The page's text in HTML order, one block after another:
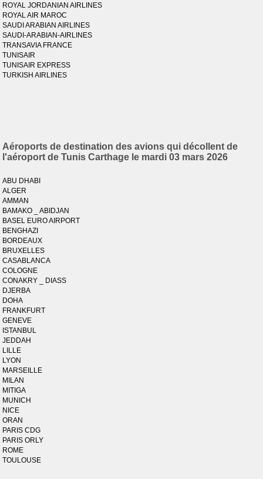
ROYAL JORDANIAN AIRLINES
ROYAL AIR MAROC
SAUDI ARABIAN AIRLINES
SAUDI-ARABIAN-AIRLINES
TRANSAVIA FRANCE
TUNISAIR
TUNISAIR EXPRESS
TURKISH AIRLINES
Aéroports de destination des avions qui décollent de
l'aéroport de Tunis Carthage le mardi 03 mars 2026
ABU DHABI
ALGER
AMMAN
BAMAKO _ ABIDJAN
BASEL EURO AIRPORT
BENGHAZI
BORDEAUX
BRUXELLES
CASABLANCA
COLOGNE
CONAKRY _ DIASS
DJERBA
DOHA
FRANKFURT
GENEVE
ISTANBUL
JEDDAH
LILLE
LYON
MARSEILLE
MILAN
MITIGA
MUNICH
NICE
ORAN
PARIS CDG
PARIS ORLY
ROME
TOULOUSE